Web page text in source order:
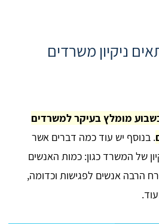
ניקיון משרדים
מומלץ בעיקר למשרדים
. בנוסף יש עוד כמה דברים אשר
של המשרד כגון: כמות האנשים
אנשים לפגישות וכדומה,